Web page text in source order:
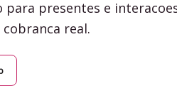
para presentes e
real.